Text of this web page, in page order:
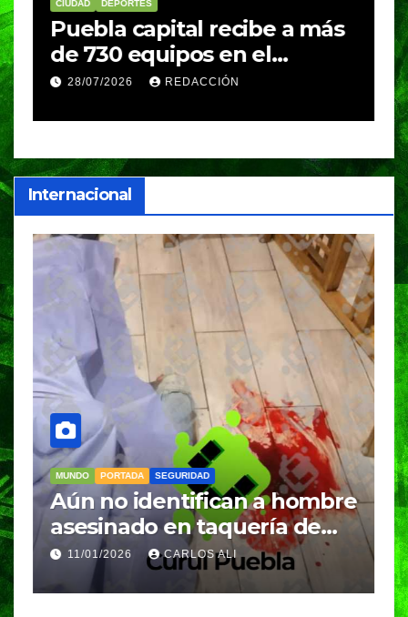
CIUDAD DEPORTES
Puebla capital recibe a más
de 730 equipos en el
Festival Máster de Voleibol
28/07/2026 REDACCIÓN
Internacional
MUNDO PORTADA SEGURIDAD
Aún no identifican a hombre
asesinado en taquería de
Amozoc
11/01/2026 CARLOS ALI